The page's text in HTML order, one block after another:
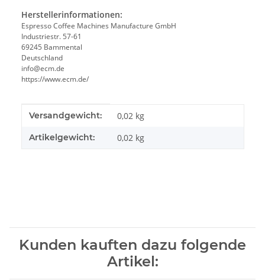
Herstellerinformationen:
Espresso Coffee Machines Manufacture GmbH
Industriestr. 57-61
69245 Bammental
Deutschland
info@ecm.de
https://www.ecm.de/
Produkteigenschaft
Wert
Versandgewicht: 0,02 kg
Artikelgewicht: 0,02 kg
Kunden kauften dazu folgende
Artikel: